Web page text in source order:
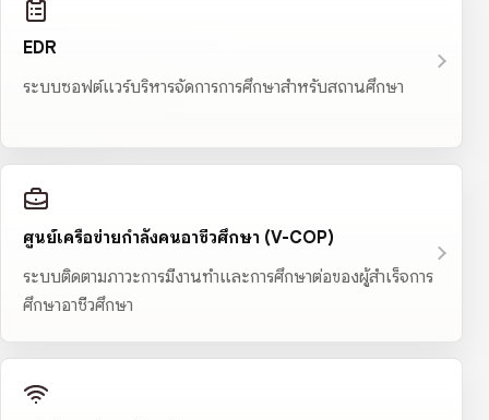
EDR
ระบบซอฟต์แวร์บริหารจัดการการศึกษาสำหรับสถานศึกษา
ศูนย์เครือข่ายกำลังคนอาชีวศึกษา (V-COP)
ระบบติดตามภาวะการมีงานทำและการศึกษาต่อของผู้สำเร็จการ
ศึกษาอาชีวศึกษา